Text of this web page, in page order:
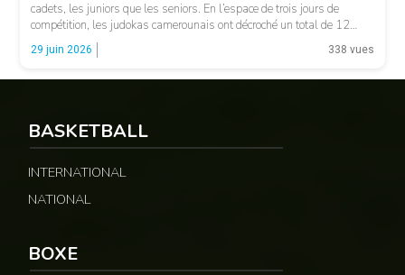
cadets, les juniors que les seniors. En l’espace de trois jours de
compétition, les judokas camerounais ont décroché un total de 12
médailles, confirmant la bonne santé de la discipline et l’efficacité du
[…]
29 juin 2026 338 vues
BASKETBALL
INTERNATIONAL
NATIONAL
BOXE